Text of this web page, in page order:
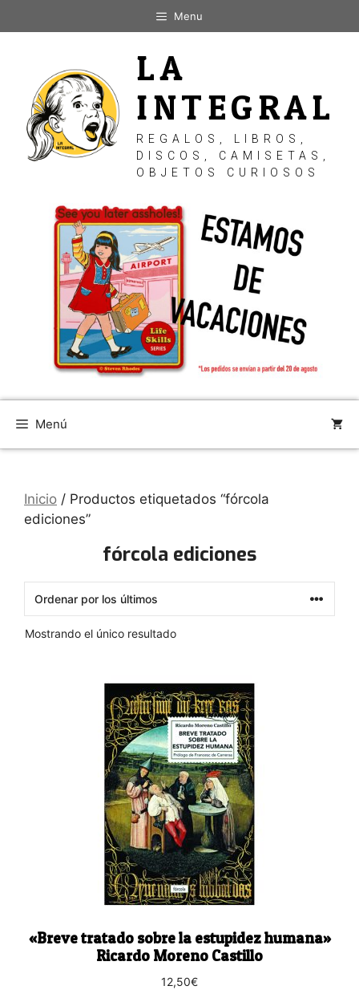
al
Menu
LA
INTEGRAL
REGALOS, LIBROS,
DISCOS, CAMISETAS,
OBJETOS CURIOSOS
Menú
Inicio / Productos etiquetados “fórcola
ediciones”
fórcola ediciones
Mostrando el único resultado
«Breve tratado sobre la estupidez humana»
Ricardo Moreno Castillo
12,50€